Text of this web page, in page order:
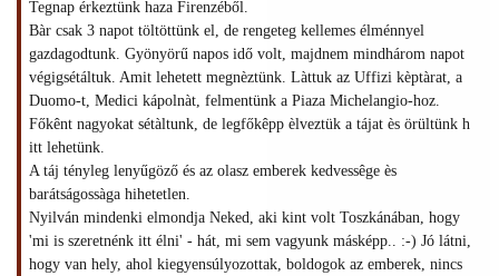
Tegnap érkeztünk haza Firenzéből.
Bàr csak 3 napot töltöttünk el, de rengeteg kellemes élménnyel
gazdagodtunk. Gyönyörű napos idő volt, majdnem mindhárom napot
végigsétáltuk. Amit lehetett megnèztünk. Làttuk az Uffizi kèptàrat, a
Duomo-t, Medici kápolnàt, felmentünk a Piaza Michelangio-hoz.
Főkênt nagyokat sétàltunk, de legfőkêpp èlveztük a tájat ès örültünk h
itt lehetünk.
A táj tényleg lenyűgöző és az olasz emberek kedvessêge ès
barátságossàga hihetetlen.
Nyilván mindenki elmondja Neked, aki kint volt Toszkánában, hogy
'mi is szeretnénk itt élni' - hát, mi sem vagyunk másképp.. :-) Jó látni,
hogy van hely, ahol kiegyensúlyozottak, boldogok az emberek, nincs